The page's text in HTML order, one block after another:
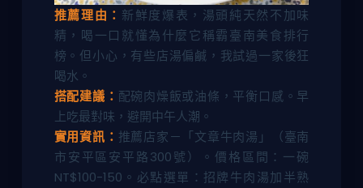
推薦理由： 新鮮度爆表，湯頭純天然不加味
精，喝一口就懂為什麼它稱霸臺南美食排行
榜。但小心，有些店湯偏鹹，我試過一家後狂
喝水。
搭配建議： 配碗肉燥飯或油條，平衡口感。早
上吃最對味，避開中午人潮。
實用資訊： 推薦店家－「文章牛肉湯」（臺南
市安平區安平路300號）。價格區間：一碗
NT$100-150。必點選單：招牌牛肉湯加半熟